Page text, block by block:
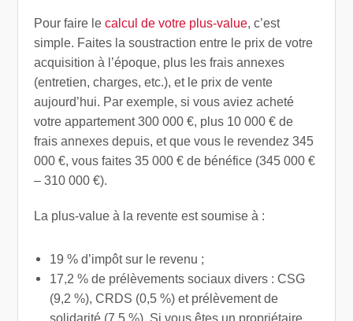
Pour faire lecalcul de votre plus-value, c’est
simple. Faites la soustraction entre le prix de votre
acquisition à l’époque, plus les frais annexes
(entretien, charges, etc.), et le prix de vente
aujourd’hui. Par exemple, si vous aviez acheté
votre appartement 300 000 €, plus 10 000 € de
frais annexes depuis, et que vous le revendez 345
000 €, vous faites 35 000 € de bénéfice (345 000 €
– 310 000 €).
La plus-value à la revente est soumise à :
19 % d’impôt sur le revenu ;
17,2 % de prélèvements sociaux divers : CSG
(9,2 %), CRDS (0,5 %) et prélèvement de
solidarité (7,5 %). Si vous êtes un propriétaire